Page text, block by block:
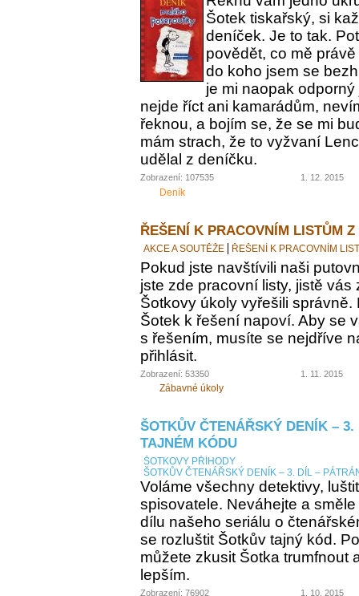
Šotek tiskařský, si
deníček. Je to tak.
povědět, co mě
do koho jsem se
je mi naopak
nejde říct ani kamarádům,
řeknou, a bojím se, že se mi
mám strach, že to vyžvaní
udělal z deníčku.
Zobrazení: 107535 1. 12. 2015
Deník
ŘEŠENÍ K PRACOVNÍM LISTŮM Z
AKCE A SOUTĚŽE ŘEŠENÍ K PRACOVNÍM
Pokud jste navštívili naši
jste zde pracovní listy, jistě vás
Šotkovy úkoly vyřešili
Šotek k řešení napoví. Aby se
s řešením, musíte se nejdříve
přihlásit.
Zobrazení: 53350 1. 11. 2015
Zábavné úkoly
ŠOTKŮV ČTENÁŘSKÝ DENÍK –
TAJNÉM KÓDU
ŠOTKOVY PŘÍHODY
ŠOTKŮV ČTENÁŘSKÝ DENÍK – 3. DÍL –
Voláme všechny detektivy,
spisovatele. Neváhejte a
dílu našeho seriálu o
se rozluštit Šotkův tajný kód.
můžete zkusit Šotka trumfnout
lepším.
Zobrazení: 76902 1. 10. 2015